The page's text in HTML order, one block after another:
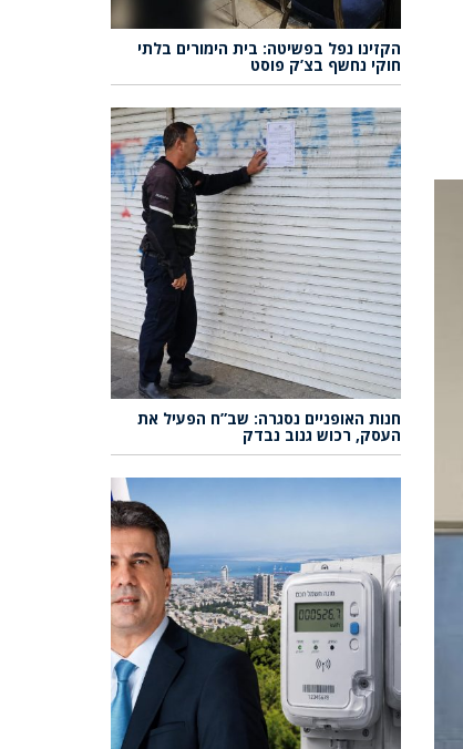
הקזינו נפל בפשיטה: בית הימורים בלתי
חוקי נחשף בצ’ק פוסט
חנות האופניים נסגרה: שב”ח הפעיל את
העסק, רכוש גנוב נבדק